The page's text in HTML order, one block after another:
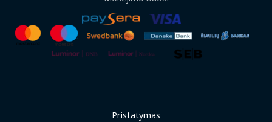
Pristatymas